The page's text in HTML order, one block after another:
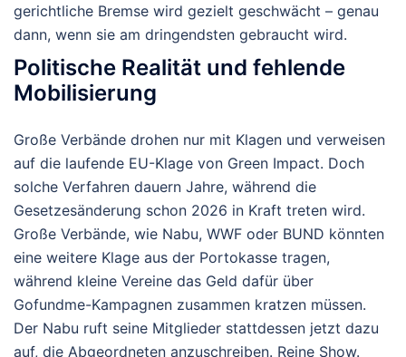
gerichtliche Bremse wird gezielt geschwächt – genau
dann, wenn sie am dringendsten gebraucht wird.
Politische Realität und fehlende
Mobilisierung
Große Verbände drohen nur mit Klagen und verweisen
auf die laufende EU-Klage von Green Impact. Doch
solche Verfahren dauern Jahre, während die
Gesetzesänderung schon 2026 in Kraft treten wird.
Große Verbände, wie Nabu, WWF oder BUND könnten
eine weitere Klage aus der Portokasse tragen,
während kleine Vereine das Geld dafür über
Gofundme-Kampagnen zusammen kratzen müssen.
Der Nabu ruft seine Mitglieder stattdessen jetzt dazu
auf, die Abgeordneten anzuschreiben. Reine Show.